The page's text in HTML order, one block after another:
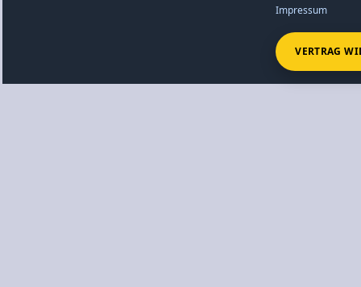
Impressum
VERTRAG